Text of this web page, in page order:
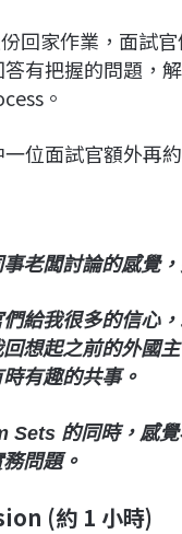
回家作業，面試
有把握的問題，
。
位面試官額外再
老闆討論的感覺
給我很多的信心
想起之前的外國
有趣的共事。
Sets 的同時，感
問題。
(約 1 小時)